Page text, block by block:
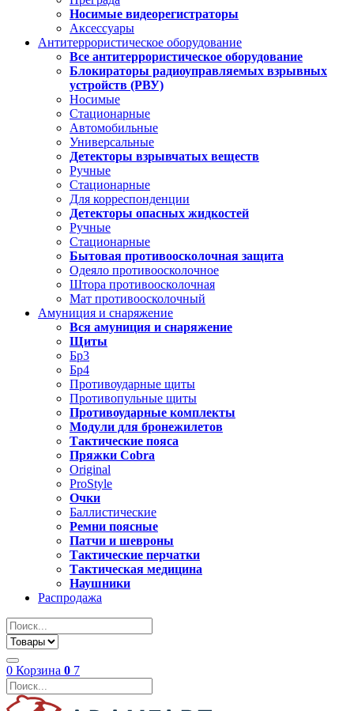
Носимые видеорегистраторы
Аксессуары
Антитеррористическое оборудование
Все антитеррористическое оборудование
Блокираторы радиоуправляемых взрывных
устройств (РВУ)
Носимые
Стационарные
Автомобильные
Универсальные
Детекторы взрывчатых веществ
Ручные
Стационарные
Для корреспонденции
Детекторы опасных жидкостей
Ручные
Стационарные
Бытовая противоосколочная защита
Одеяло противоосколочное
Штора противоосколочная
Мат противоосколочный
Амуниция и снаряжение
Вся амуниция и снаряжение
Щиты
Бр3
Бр4
Противоударные щиты
Противопульные щиты
Противоударные комплекты
Модули для бронежилетов
Тактические пояса
Пряжки Cobra
Original
ProStyle
Очки
Баллистические
Ремни поясные
Патчи и шевроны
Тактические перчатки
Тактическая медицина
Наушники
Распродажа
0 Корзина 0 7